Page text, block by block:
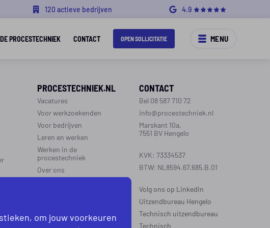
120 actieve bedrijven 4.9
PROCESTECHNIEK CONTACT OPEN SOLLICITATIE MENU
PROCESTECHNIEK.NL
Vacatures
Voor werkzoekenden
Voor bedrijven
Leren en werken
Werken in de
procestechniek
Over ons
REGIO’S WERKZAAM
CONTACT
Bel 08 587 710 72
info@procestechniek.nl
Marskant 10a,
7551 BV Hengelo
KVK: 73334537
BTW: NL8594.67.685.B.01
Volg ons op LinkedIn
Uitzendbureau Hengelo
Technisch uitzendbureau
Technisch
om jouw voorkeuren